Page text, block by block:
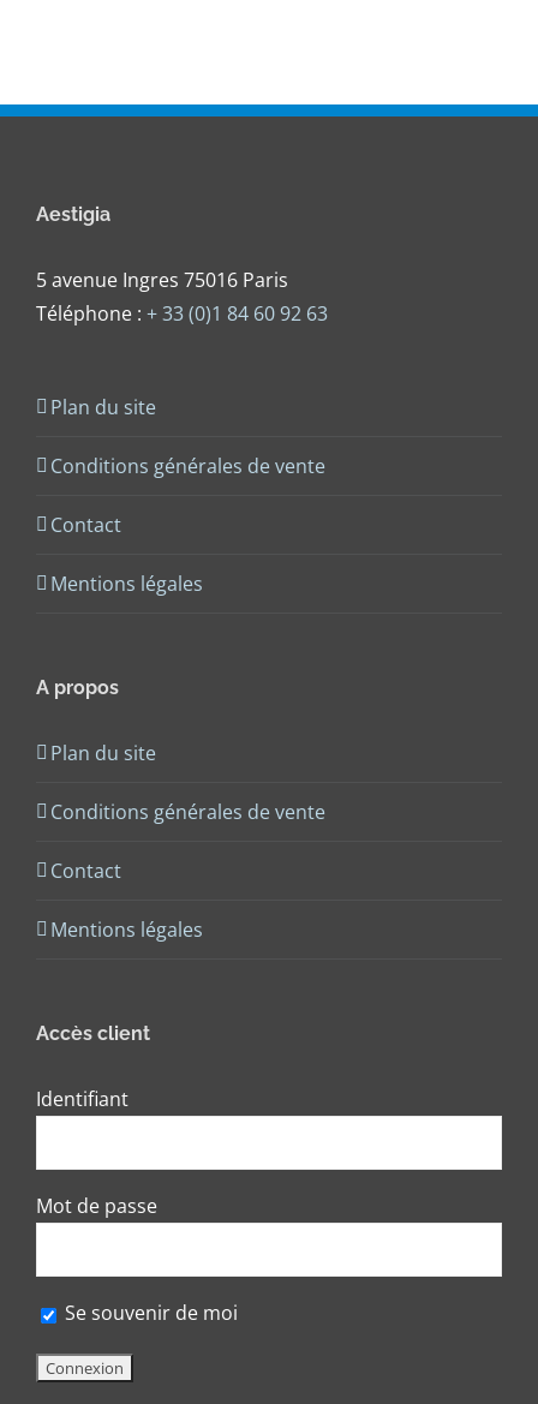
Aestigia
5 avenue Ingres 75016 Paris
Téléphone : + 33 (0)1 84 60 92 63
Plan du site
Conditions générales de vente
Contact
Mentions légales
A propos
Plan du site
Conditions générales de vente
Contact
Mentions légales
Accès client
Identifiant
Mot de passe
Se souvenir de moi